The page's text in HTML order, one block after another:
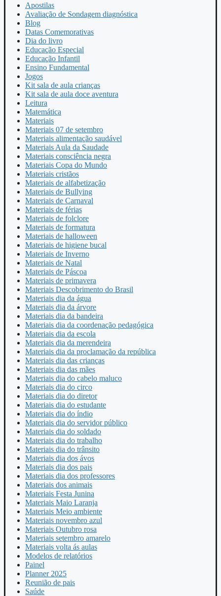
Apostilas
Avaliação de Sondagem diagnóstica
Blog
Datas Comemorativas
Dia do livro
Educação Especial
Educação Infantil
Ensino Fundamental
Jogos
Kit sala de aula crianças
Kit sala de aula doce aventura
Leitura
Matemática
Materiais
Materiais 07 de setembro
Materiais alimentação saudável
Materiais Aula da Saudade
Materiais consciência negra
Materiais Copa do Mundo
Materiais cristãos
Materiais de alfabetização
Materiais de Bullying
Materiais de Carnaval
Materiais de férias
Materiais de folclore
Materiais de formatura
Materiais de halloween
Materiais de higiene bucal
Materiais de Inverno
Materiais de Natal
Materiais de Páscoa
Materiais de primavera
Materiais Descobrimento do Brasil
Materiais dia da água
Materiais dia da árvore
Materiais dia da bandeira
Materiais dia da coordenação pedagógica
Materiais dia da escola
Materiais dia da merendeira
Materiais dia da proclamação da república
Materiais dia das crianças
Materiais dia das mães
Materiais dia do cabelo maluco
Materiais dia do circo
Materiais dia do diretor
Materiais dia do estudante
Materiais dia do índio
Materiais dia do servidor público
Materiais dia do soldado
Materiais dia do trabalho
Materiais dia do trânsito
Materiais dia dos ávos
Materiais dia dos pais
Materiais dia dos professores
Materiais dos animais
Materiais Festa Junina
Materiais Maio Laranja
Materiais Meio ambiente
Materiais novembro azul
Materiais Outubro rosa
Materiais setembro amarelo
Materiais volta ás aulas
Modelos de relatórios
Painel
Planner 2025
Reunião de pais
Saúde